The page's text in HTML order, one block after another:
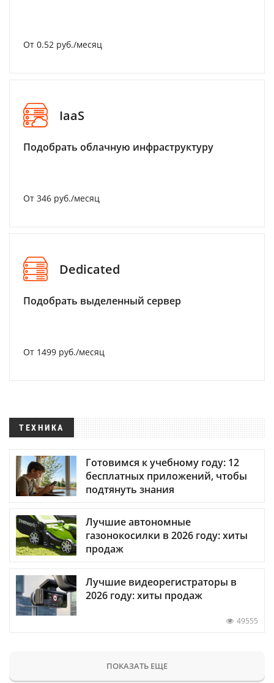
От 0.52 руб./месяц
IaaS
Подобрать облачную инфраструктуру
От 346 руб./месяц
Dedicated
Подобрать выделенный сервер
От 1499 руб./месяц
ТЕХНИКА
Готовимся к учебному году: 12
бесплатных приложений, чтобы
подтянуть знания
Лучшие автономные
газонокосилки в 2026 году: хиты
продаж
Лучшие видеорегистраторы в
2026 году: хиты продаж
49555
ПОКАЗАТЬ ЕЩЕ